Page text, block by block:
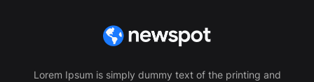
Lorem Ipsum is simply dummy text of the printing and